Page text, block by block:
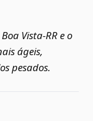
Vista‑RR e o
ágeis,
pesados.